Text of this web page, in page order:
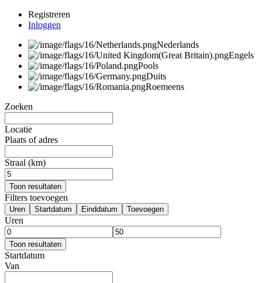
Registreren
Inloggen
Nederlands
Engels
Pools
Duits
Roemeens
Zoeken
Locatie
Plaats of adres
Straal (km)
Toon resultaten
Filters toevoegen
Uren Startdatum Einddatum Toevoegen
Uren
Toon resultaten
Startdatum
Van